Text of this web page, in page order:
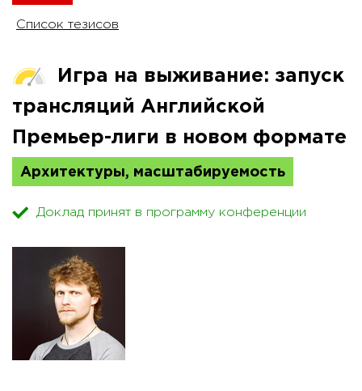
Список тезисов
Игра на выживание: запуск
трансляций Английской
Премьер-лиги в новом формате
Архитектуры, масштабируемость
Доклад принят в программу конференции